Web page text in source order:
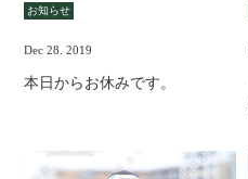
お知らせ
Dec 28. 2019
本日からお休みです。